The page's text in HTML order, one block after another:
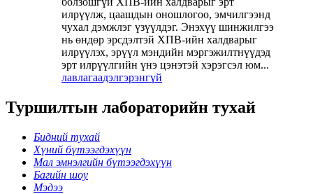
илрүүлж, цаашдын оношлогоо, эмчилгээнд
чухал дэмжлэг үзүүлдэг. Энэхүү шинжилгээ
нь өндөр эрсдэлтэй ХПВ-ийн халдварыг
илрүүлэх, эрүүл мэндийн мэргэжилтнүүдэд
эрт илрүүлгийн үнэ цэнэтэй хэрэгсэл юм...
лавлагаадэлгэрэнгүй
Туршилтын лабораторийн тухай
Бидний тухай
Хүний бүтээгдэхүүн
Мал эмнэлгийн бүтээгдэхүүн
Багийн шоу
Мэдээ